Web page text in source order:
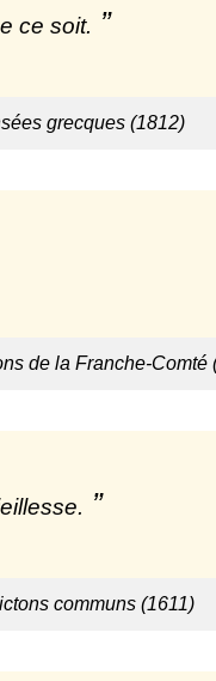
ce soit.
grecques (1812)
de la Franche-Comté
communs (1611)